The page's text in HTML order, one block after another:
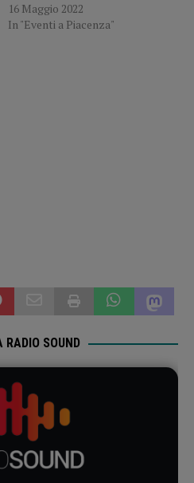
16 Maggio 2022
In "Eventi a Piacenza"
RADIO SOUND